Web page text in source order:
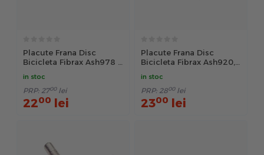
Placute Frana Disc
Bicicleta Fibrax Ash978 -
in stoc
PRP: 2700 lei
2200 lei
Placute Frana Disc
Bicicleta Fibrax Ash920,
in stoc
PRP: 2800 lei
2300 lei